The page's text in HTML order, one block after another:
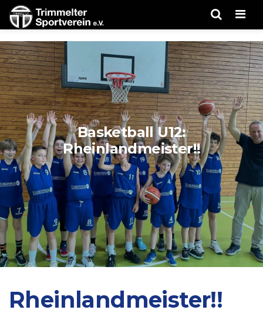
Basketball U12:
Rheinlandmeister!!
Rheinlandmeister!!